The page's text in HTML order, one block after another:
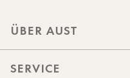
ÜBER AUST
SERVICE